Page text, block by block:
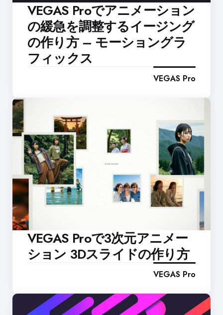
VEGAS Proでアニメーション
の緩急を調整するイージング
の作り方 – モーショングラ
フィックス
VEGAS Pro
VEGAS Proで3次元アニメー
ション 3Dスライドの作り方
VEGAS Pro